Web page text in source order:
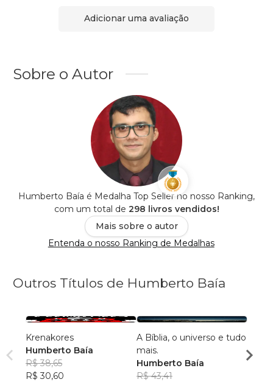
Adicionar uma avaliação
Sobre o Autor
Humberto Baía é Medalha Top Seller no nosso Ranking,
com um total de 298 livros vendidos!
Mais sobre o autor
Entenda o nosso Ranking de Medalhas
Outros Títulos de Humberto Baía
Krenakores
Humberto Baía
R$ 38,65
R$ 30,60
A Bíblia, o universo e tudo
mais.
Humberto Baía
R$ 43,41